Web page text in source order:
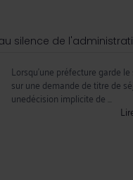
silence de
Lorsqu’une préfecture garde
sur une demande de titre de
unedécision implicite de ...